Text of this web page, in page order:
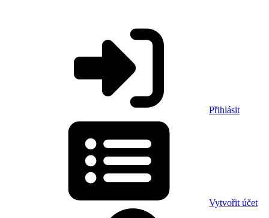
Přihlásit
Vytvořit účet